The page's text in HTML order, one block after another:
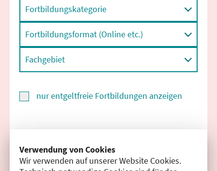
Verwendung von Cookies
Wir verwenden auf unserer Website Cookies.
Fortbildungskategorie
Fortbildungsformat (Online etc.)
Fachgebiet
nur entgeltfreie Fortbildungen anzeigen
Filter zurücksetzen